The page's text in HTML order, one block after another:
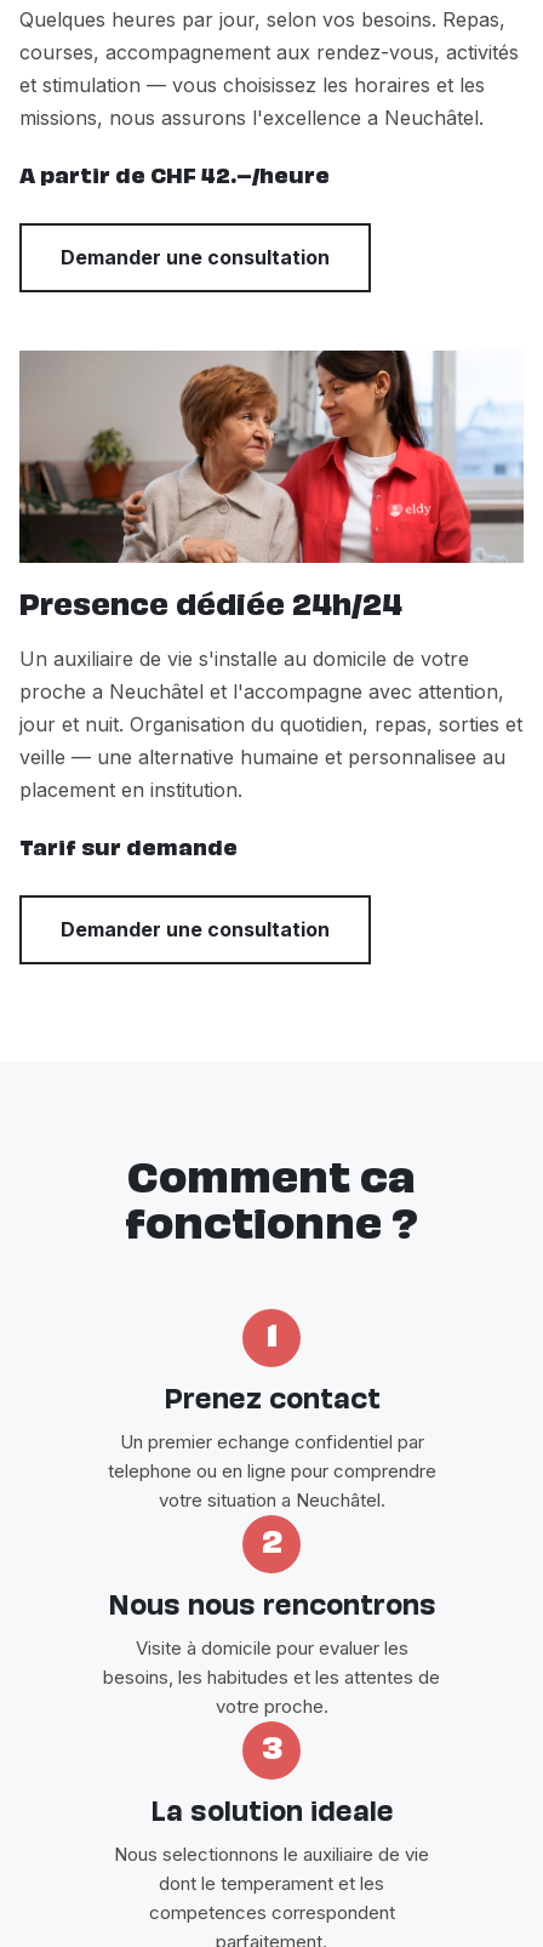
Quelques heures par jour, selon vos besoins. Repas,
courses, accompagnement aux rendez-vous, activités
et stimulation — vous choisissez les horaires et les
missions, nous assurons l'excellence a Neuchâtel.
A partir de CHF 42.–/heure
Demander une consultation
Presence dédiée 24h/24
Un auxiliaire de vie s'installe au domicile de votre
proche a Neuchâtel et l'accompagne avec attention,
jour et nuit. Organisation du quotidien, repas, sorties et
veille — une alternative humaine et personnalisee au
placement en institution.
Tarif sur demande
Demander une consultation
Comment ca
fonctionne ?
Prenez contact
Un premier echange confidentiel par
telephone ou en ligne pour comprendre
votre situation a Neuchâtel.
2
Nous nous rencontrons
Visite à domicile pour evaluer les
besoins, les habitudes et les attentes de
votre proche.
3
La solution ideale
Nous selectionnons le auxiliaire de vie
dont le temperament et les
competences correspondent
parfaitement.